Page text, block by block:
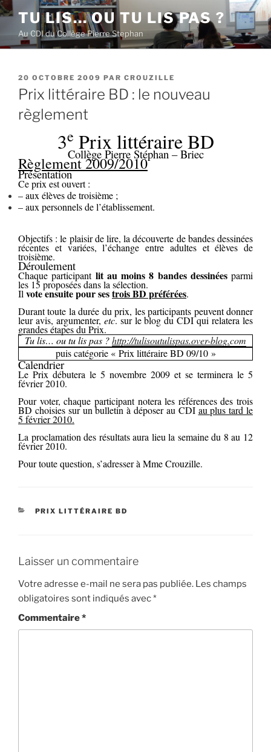
Aller
contenu
principal
TU LIS… OU TU LIS PAS ?
Au CDI du Collège Pierre Stephan
PUBLIÉ
LE
20 OCTOBRE 2009 PAR CROUZILLE
Prix littéraire BD : le nouveau
règlement
3e Prix littéraire BD
Collège Pierre Stéphan – Briec
Règlement 2009/2010
Présentation
Ce prix est ouvert :
– aux élèves de troisième ;
– aux personnels de l’établissement.
Objectifs : le plaisir de lire, la découverte de bandes dessinées
récentes et variées, l’échange entre adultes et élèves de
troisième.
Déroulement
Chaque participant lit au moins 8 bandes dessinéesparmi
les 15 proposées dans la sélection.
Il vote ensuite pour sestrois BD préférées.
Durant toute la durée du prix, les participants peuvent donner
leur avis, argumenter, etc. sur le blog du CDI qui relatera les
grandes étapes du Prix.
Tu lis… ou tu lis pas ?http://tulisoutulispas.over-blog.com
puis catégorie « Prix littéraire BD 09/10 »
Calendrier
Le Prix débutera le 5 novembre 2009 et se terminera le 5
février 2010.
Pour voter, chaque participant notera les références des trois
BD choisies sur un bulletin à déposer au CDI au plus tard le
5 février 2010.
La proclamation des résultats aura lieu la semaine du 8 au 12
février 2010.
Pour toute question, s’adresser à Mme Crouzille.
CATÉGORIES
PRIX LITTÉRAIRE BD
Laisser un commentaire
Votre adresse e-mail ne sera pas publiée. Les champs
obligatoires sont indiqués avec*
Commentaire*